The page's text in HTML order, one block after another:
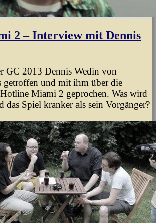
2 – Interview mit Dennis
GC 2013 Dennis Wedin von
getroffen und mit ihm über die
Miami 2 geprochen. Was wird
das Spiel kranker als sein Vorgänger?